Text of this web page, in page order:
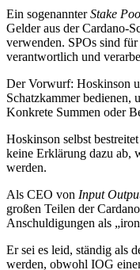
Ein sogenannterStake
Gelder aus der Cardano-
verwenden. SPOs sind
verantwortlich und
Der Vorwurf: Hoskinson
Schatzkammer bedienen,
Konkrete Summen oder
Hoskinson selbst
keine Erklärung dazu ab,
werden.
Als CEO von Input
großen Teilen der
Anschuldigungen als
Er sei es leid, ständig als
werden, obwohl IOG